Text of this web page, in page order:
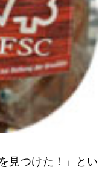
見つけた！」とい